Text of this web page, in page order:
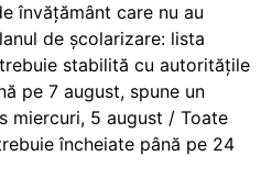
învățământ care nu au
de școlarizare: lista
stabilită cu autoritățile
pe 7 august, spune un
miercuri, 5 august / Toate
încheiate până pe 24